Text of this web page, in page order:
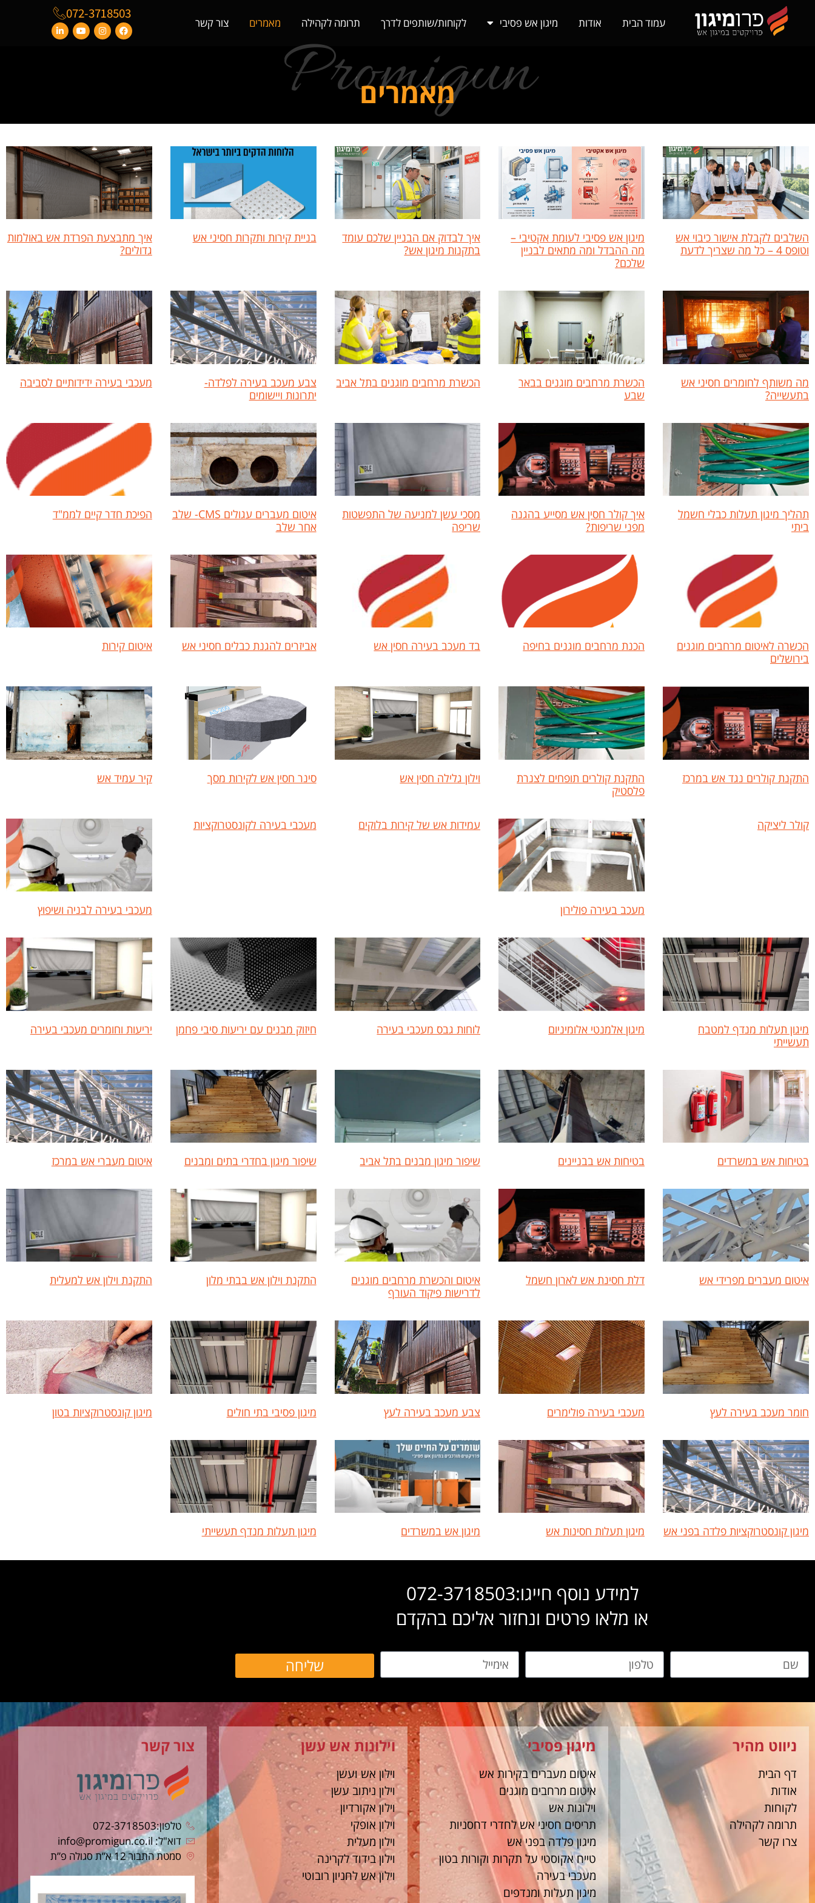
עמוד הבית אודות מיגון אש פסיבי לקוחות/שותפים לדרך תרומה לקהילה מאמרים צור קשר
072-3718503
Promigun
מאמרים
השלבים לקבלת אישור כיבוי אש
וטופס 4 – כל מה שצריך לדעת
מיגון אש פסיבי לעומת אקטיבי –
מה ההבדל ומה מתאים לבניין
שלכם?
איך לבדוק אם הבניין שלכם עומד
בתקנות מיגון אש?
בניית קירות ותקרות חסיני אש
איך מתבצעת הפרדת אש באולמות
גדולים?
מה משותף לחומרים חסיני אש
בתעשייה?
הכשרת מרחבים מוגנים בבאר
שבע
הכשרת מרחבים מוגנים בתל אביב
צבע מעכב בעירה לפלדה-
יתרונות ויישומים
מעכבי בעירה ידידותיים לסביבה
תהליך מיגון תעלות כבלי חשמל
ביתי
איך קולר חסין אש מסייע בהגנה
מפני שריפות?
מסכי עשן למניעה של התפשטות
שריפה
איטום מעברים עגולים CMS- שלב
אחר שלב
הפיכת חדר קיים לממ"ד
הכשרה לאיטום מרחבים מוגנים
בירושלים
הכנת מרחבים מוגנים בחיפה בד מעכב בעירה חסין אש אביזרים להגנת כבלים חסיני אש איטום קירות
התקנת קולרים נגד אש במרכז
התקנת קולרים תופחים לצנרת
פלסטיק
וילון גלילה חסין אש סינר חסין אש לקירות מסך קיר עמיד אש
קולר ליציקה
מעכב בעירה פולירון
עמידות אש של קירות בלוקים מעכבי בעירה לקונסטרוקציות
מעכבי בעירה לבניה ושיפוץ
מיגון תעלות מנדף למטבח
תעשייתי
מיגון אלמנטי אלומיניום לוחות גבס מעכבי בעירה חיזוק מבנים עם יריעות סיבי פחמן יריעות וחומרים מעכבי בעירה
בטיחות אש במשרדים בטיחות אש בבניינים שיפור מיגון מבנים בתל אביב שיפור מיגון בחדרי בתים ומבנים איטום מעברי אש במרכז
איטום מעברים מפרידי אש דלת חסינת אש לארון חשמל
איטום והכשרת מרחבים מוגנים
לדרישות פיקוד העורף
התקנת וילון אש בבתי מלון התקנת וילון אש למעלית
חומר מעכב בעירה לעץ מעכבי בעירה פולימרים צבע מעכב בעירה לעץ מיגון פסיבי בתי חולים מיגון קונסטרוקציות בטון
מיגון קונסטרוקציות פלדה בפני אש מיגון תעלות חסינות אש מיגון אש במשרדים מיגון תעלות מנדף תעשייתי
למידע נוסף חייגו:072-3718503
או מלאו פרטים ונחזור אליכם בהקדם
שליחה
ניווט מהיר
דף הבית
אודות
לקוחות
תרומה לקהילה
צרו קשר
מיגון פסיבי
איטום מעברים בקירות אש
איטום מרחבים מוגנים
וילונות אש
תריסים חסיני אש לחדרי דחסניות
מיגון פלדה בפני אש
טייח אקוסטי על תקרות וקורות בטון
מעכבי בעירה
מיגון תעלות ומנדפים
וילונות אש עשן
וילון אש ועשן
וילון ניתוב עשן
וילון אקורדיון
וילון אופקי
וילון מעלית
וילון בידוד לקרינה
וילון אש לחניון רובוטי
צור קשר
טלפון:072-3718503
דוא"ל: info@promigun.co.il
סמטת התבור 12 א”ת סגולה פ”ת